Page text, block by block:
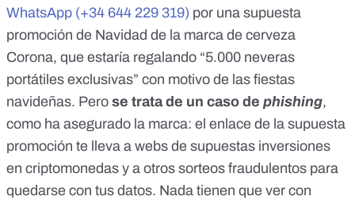
WhatsApp (+34 644 229 319) por una supuesta
promoción de Navidad de la marca de cerveza
Corona, que estaría regalando “5.000 neveras
portátiles exclusivas” con motivo de las fiestas
navideñas. Pero se trata de un caso de phishing,
como ha asegurado la marca: el enlace de la supuesta
promoción te lleva a webs de supuestas inversiones
en criptomonedas y a otros sorteos fraudulentos para
quedarse con tus datos. Nada tienen que ver con